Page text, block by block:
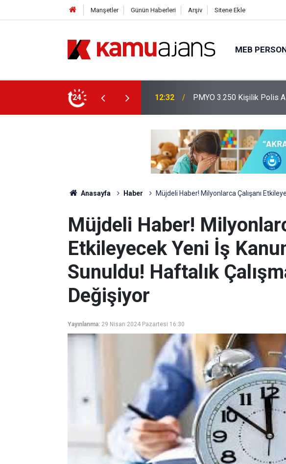
Manşetler Günün Haberleri Arşiv Sitene Ekle
MEB
24 01:14 PMYO Kapsamında 3.250
Anasayfa Haber Müjdeli Haber! Milyonlarca Çalışanı
Müjdeli Haber!
Etkileyecek Yeni İş
Sunuldu! Haftalık
Değişiyor
Yayınlanma: 29 Nisan 2024 Pazartesi 16:30